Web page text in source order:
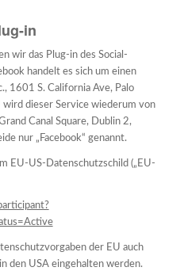
in
wir das Plug-in des Social-
handelt es sich um einen
1601 S. California Ave, Palo
dieser Service wiederum von
Canal Square, Dublin 2,
nur „Facebook“ genannt.
EU-US-Datenschutzschild („EU-
der EU auch
den USA eingehalten werden.